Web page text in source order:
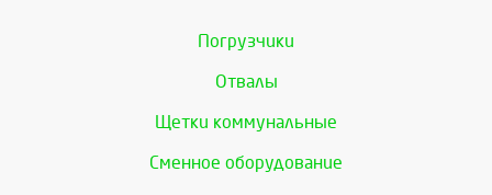
Погрузчики
Отвалы
Щетки коммунальные
Сменное оборудование